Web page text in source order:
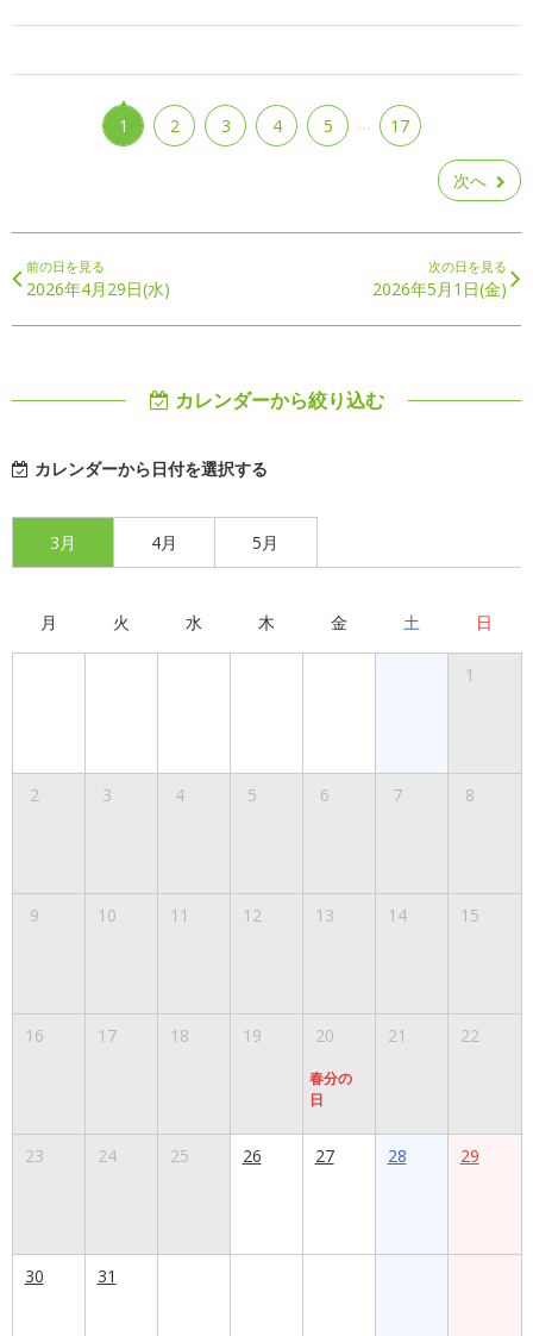
1 2 3 4 5 … 17
次へ
前の日を見る
2026年4月29日(水)
次の日を見る
2026年5月1日(金)
カレンダーから絞り込む
カレンダーから日付を選択する
3月 4月 5月
月 火 水 木 金 土 日
1
2 3 4 5 6 7 8
9 10 11 12 13 14 15
16 17 18 19 20
春分の
日
21 22
23 24 25 26 27 28 29
30 31